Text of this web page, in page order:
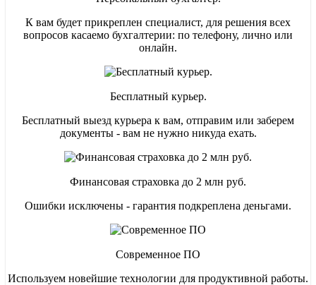
К вам будет прикреплен специалист, для решения всех
вопросов касаемо бухгалтерии: по телефону, лично или
онлайн.
Бесплатный курьер.
Бесплатный выезд курьера к вам, отправим или заберем
документы - вам не нужно никуда ехать.
Финансовая страховка до 2 млн руб.
Ошибки исключены - гарантия подкреплена деньгами.
Современное ПО
Используем новейшие технологии для продуктивной работы.